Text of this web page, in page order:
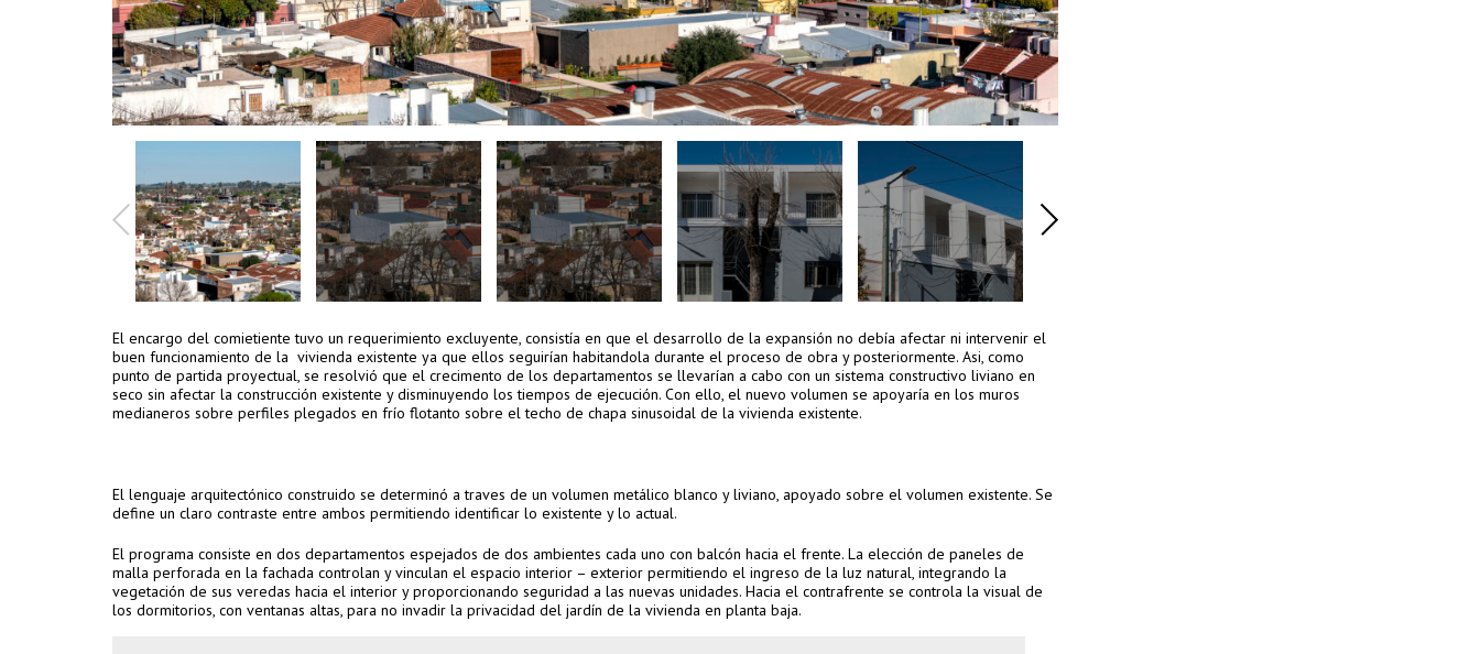
El encargo del comietiente tuvo un requerimiento excluyente, consistía en que el desarrollo de la expansión no debía afectar ni intervenir el
buen funcionamiento de la vivienda existente ya que ellos seguirían habitandola durante el proceso de obra y posteriormente. Asi, como
punto de partida proyectual, se resolvió que el crecimento de los departamentos se llevarían a cabo con un sistema constructivo liviano en
seco sin afectar la construcción existente y disminuyendo los tiempos de ejecución. Con ello, el nuevo volumen se apoyaría en los muros
medianeros sobre perfiles plegados en frío flotanto sobre el techo de chapa sinusoidal de la vivienda existente.
El lenguaje arquitectónico construido se determinó a traves de un volumen metálico blanco y liviano, apoyado sobre el volumen existente. Se
define un claro contraste entre ambos permitiendo identificar lo existente y lo actual.
El programa consiste en dos departamentos espejados de dos ambientes cada uno con balcón hacia el frente. La elección de paneles de
malla perforada en la fachada controlan y vinculan el espacio interior – exterior permitiendo el ingreso de la luz natural, integrando la
vegetación de sus veredas hacia el interior y proporcionando seguridad a las nuevas unidades. Hacia el contrafrente se controla la visual de
los dormitorios, con ventanas altas, para no invadir la privacidad del jardín de la vivienda en planta baja.